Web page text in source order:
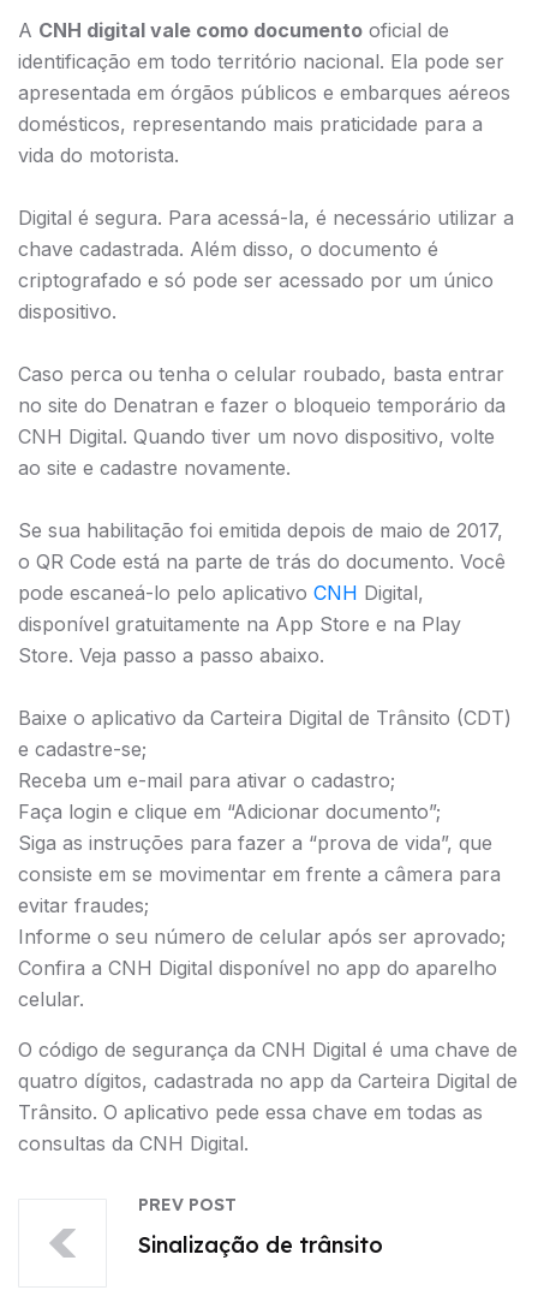
A CNH digital vale como documento oficial de
identificação em todo território nacional. Ela pode ser
apresentada em órgãos públicos e embarques aéreos
domésticos, representando mais praticidade para a
vida do motorista.
Digital é segura. Para acessá-la, é necessário utilizar a
chave cadastrada. Além disso, o documento é
criptografado e só pode ser acessado por um único
dispositivo.
Caso perca ou tenha o celular roubado, basta entrar
no site do Denatran e fazer o bloqueio temporário da
CNH Digital. Quando tiver um novo dispositivo, volte
ao site e cadastre novamente.
Se sua habilitação foi emitida depois de maio de 2017,
o QR Code está na parte de trás do documento. Você
pode escaneá-lo pelo aplicativo CNH Digital,
disponível gratuitamente na App Store e na Play
Store. Veja passo a passo abaixo.
Baixe o aplicativo da Carteira Digital de Trânsito (CDT)
e cadastre-se;
Receba um e-mail para ativar o cadastro;
Faça login e clique em “Adicionar documento”;
Siga as instruções para fazer a “prova de vida”, que
consiste em se movimentar em frente a câmera para
evitar fraudes;
Informe o seu número de celular após ser aprovado;
Confira a CNH Digital disponível no app do aparelho
celular.
O código de segurança da CNH Digital é uma chave de
quatro dígitos, cadastrada no app da Carteira Digital de
Trânsito. O aplicativo pede essa chave em todas as
consultas da CNH Digital.
PREV POST
Sinalização de trânsito